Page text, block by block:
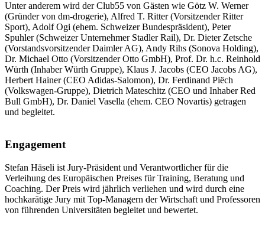
Unter anderem wird der Club55 von Gästen wie Götz W. Werner
(Gründer von dm-drogerie), Alfred T. Ritter (Vorsitzender Ritter
Sport), Adolf Ogi (ehem. Schweizer Bundespräsident), Peter
Spuhler (Schweizer Unternehmer Stadler Rail), Dr. Dieter Zetsche
(Vorstandsvorsitzender Daimler AG), Andy Rihs (Sonova Holding),
Dr. Michael Otto (Vorsitzender Otto GmbH), Prof. Dr. h.c. Reinhold
Würth (Inhaber Würth Gruppe), Klaus J. Jacobs (CEO Jacobs AG),
Herbert Hainer (CEO Adidas-Salomon), Dr. Ferdinand Piëch
(Volkswagen-Gruppe), Dietrich Mateschitz (CEO und Inhaber Red
Bull GmbH), Dr. Daniel Vasella (ehem. CEO Novartis) getragen
und begleitet.
Engagement
Stefan Häseli ist Jury-Präsident und Verantwortlicher für die
Verleihung des Europäischen Preises für Training, Beratung und
Coaching. Der Preis wird jährlich verliehen und wird durch eine
hochkarätige Jury mit Top-Managern der Wirtschaft und Professoren
von führenden Universitäten begleitet und bewertet.